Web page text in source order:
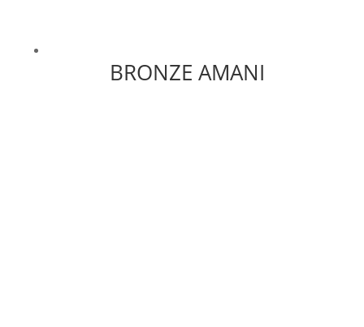
BRONZE AMANI